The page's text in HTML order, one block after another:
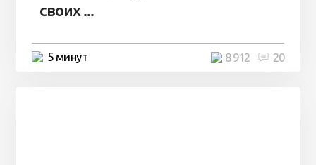
своих ...
5 минут 20
8 912